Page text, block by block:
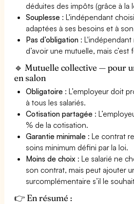
déduites des impôts (grâce à la
Souplesse : L'indépendant
adaptées à ses besoins et à
Pas d’obligation :
d’avoir une mutuelle, mais
🔹 Mutuelle collective — pour
en salon
Obligatoire : L’employeur doit
à tous les salariés.
Cotisation partagée :
% de la cotisation.
Garantie minimale : Le contrat
soins minimum défini par la loi.
Moins de choix : Le salarié ne
son contrat, mais peut ajouter
surcomplémentaire s’il le
👉 En résumé :